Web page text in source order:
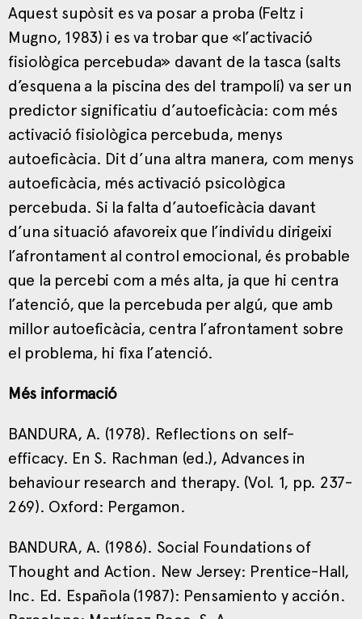
Aquest supòsit es va posar a proba (Feltz i
Mugno, 1983) i es va trobar que «l’activació
fisiològica percebuda» davant de la tasca (salts
d’esquena a la piscina des del trampolí) va ser un
predictor significatiu d’autoeficàcia: com més
activació fisiològica percebuda, menys
autoeficàcia. Dit d’una altra manera, com menys
autoeficàcia, més activació psicològica
percebuda. Si la falta d’autoeficàcia davant
d’una situació afavoreix que l’individu dirigeixi
l’afrontament al control emocional, és probable
que la percebi com a més alta, ja que hi centra
l’atenció, que la percebuda per algú, que amb
millor autoeficàcia, centra l’afrontament sobre
el problema, hi fixa l’atenció.
Més informació
BANDURA, A. (1978). Reflections on self-
efficacy. En S. Rachman (ed.), Advances in
behaviour research and therapy. (Vol. 1, pp. 237-
269). Oxford: Pergamon.
BANDURA, A. (1986). Social Foundations of
Thought and Action. New Jersey: Prentice-Hall,
Inc. Ed. Española (1987): Pensamiento y acción.